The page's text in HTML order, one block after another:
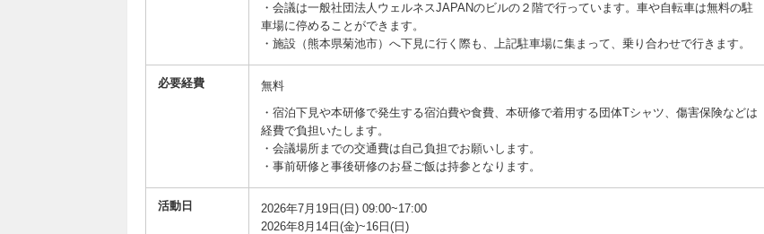
・会議は一般社団法人ウェルネスJAPANのビルの２階で行っています。車や自転車は無料の駐
車場に停めることができます。
・施設（熊本県菊池市）へ下見に行く際も、上記駐車場に集まって、乗り合わせで行きます。
必要経費
無料
・宿泊下見や本研修で発生する宿泊費や食費、本研修で着用する団体Tシャツ、傷害保険などは
経費で負担いたします。
・会議場所までの交通費は自己負担でお願いします。
・事前研修と事後研修のお昼ご飯は持参となります。
活動日
2026年7月19日(日) 09:00~17:00
2026年8月14日(金)~16日(日)